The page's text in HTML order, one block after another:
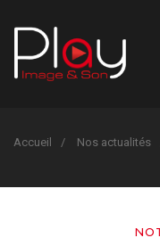
Accueil Nos actualités